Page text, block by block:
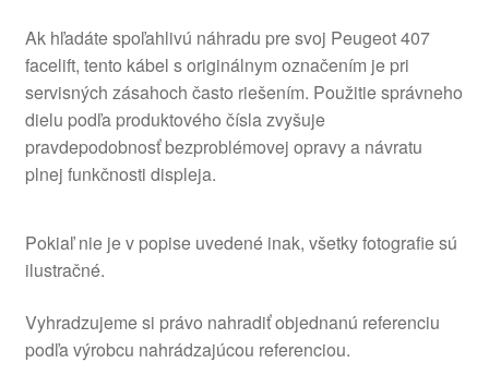
Ak hľadáte spoľahlivú náhradu pre svoj Peugeot 407
facelift, tento kábel s originálnym označením je pri
servisných zásahoch často riešením. Použitie správneho
dielu podľa produktového čísla zvyšuje
pravdepodobnosť bezproblémovej opravy a návratu
plnej funkčnosti displeja.
Pokiaľ nie je v popise uvedené inak, všetky fotografie sú
ilustračné.
Vyhradzujeme si právo nahradiť objednanú referenciu
podľa výrobcu nahrádzajúcou referenciou.